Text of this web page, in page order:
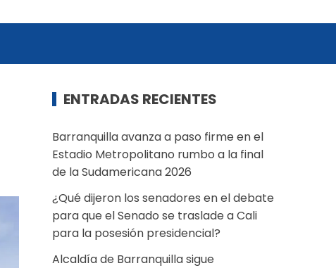
ENTRADAS RECIENTES
Barranquilla avanza a paso firme en el
Estadio Metropolitano rumbo a la final
de la Sudamericana 2026
¿Qué dijeron los senadores en el debate
para que el Senado se traslade a Cali
para la posesión presidencial?
Alcaldía de Barranquilla sigue